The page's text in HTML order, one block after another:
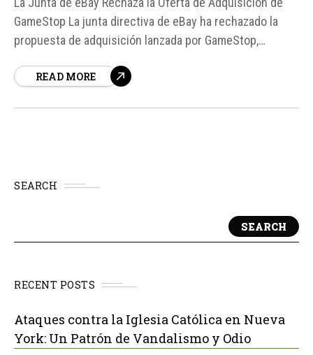
GameStop La junta directiva de eBay ha rechazado la
propuesta de adquisición lanzada por GameStop,
el presidente de eBay, Paul Pressler, expresó en una
READ MORE
SEARCH
SEARCH
RECENT POSTS
Ataques contra la Iglesia Católica en Nueva
York: Un Patrón de Vandalismo y Odio